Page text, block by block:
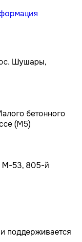
Шушары,
бетонного
(М5)
M-53, 805-й
поддерживается